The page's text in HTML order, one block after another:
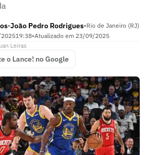
•João Pedro Rodrigues•Rio de Janeiro (RJ)
19:38•Atualizado em 23/09/2025
Leiras
o Lance! no Google